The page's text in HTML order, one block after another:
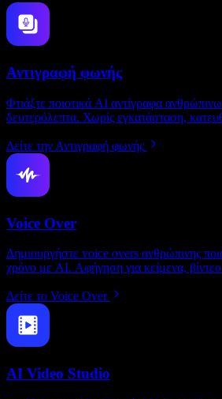
Αντιγραφή φωνής
Φτιάξτε ποιοτικά AI αντίγραφα
δευτερόλεπτα. Χωρίς εγκατάσταση,
Δείτε την Αντιγραφή φωνής
Voice Over
Δημιουργήστε voice overs ανθρώπινης
χρόνο με AI. Αφήγηση για κείμενα,
Δείτε το Voice Over
AI Video Studio